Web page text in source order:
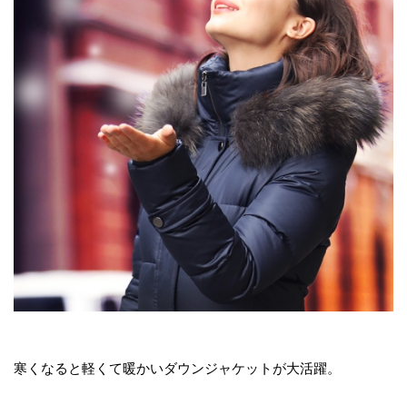
寒くなると軽くて暖かいダウンジャケットが大活躍。